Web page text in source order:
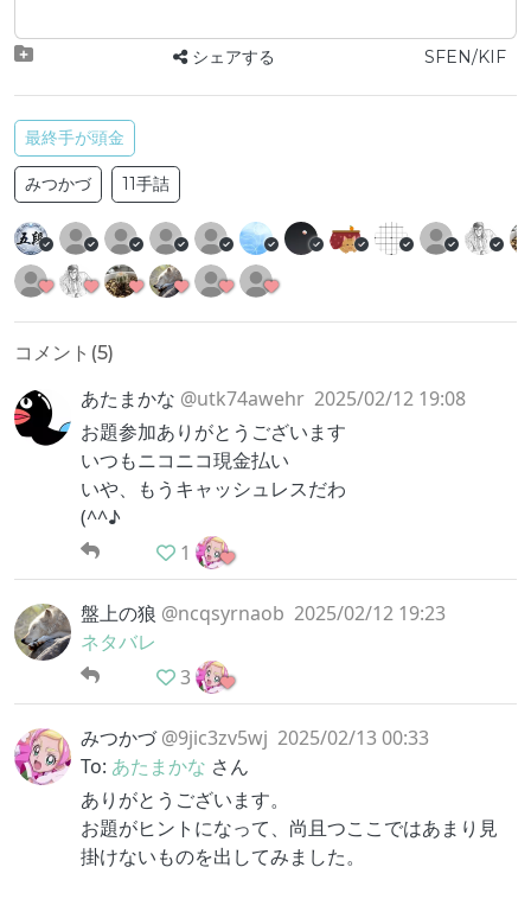
シェアする SFEN/KIF
最終手が頭金
みつかづ 11手詰
コメント(5)
あたまかな @utk74awehr 2025/02/12 19:08
お題参加ありがとうございます
いつもニコニコ現金払い
いや、もうキャッシュレスだわ
(^^♪
1
盤上の狼 @ncqsyrnaob 2025/02/12 19:23
ネタバレ
3
みつかづ @9jic3zv5wj 2025/02/13 00:33
To: あたまかな さん
ありがとうございます。
お題がヒントになって、尚且つここではあまり見
掛けないものを出してみました。